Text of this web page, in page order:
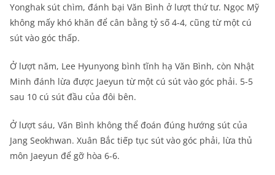
Yonghak sút chìm, đánh bại Văn Bình ở lượt thứ tư. Ngọc Mỹ
không mấy khó khăn để cân bằng tỷ số 4-4, cũng từ một cú
sút vào góc thấp.
Ở lượt năm, Lee Hyunyong bình tĩnh hạ Văn Bình, còn Nhật
Minh đánh lừa được Jaeyun từ một cú sút vào góc phải. 5-5
sau 10 cú sút đầu của đôi bên.
Ở lượt sáu, Văn Bình không thể đoán đúng hướng sút của
Jang Seokhwan. Xuân Bắc tiếp tục sút vào góc phải, lừa thủ
môn Jaeyun để gỡ hòa 6-6.